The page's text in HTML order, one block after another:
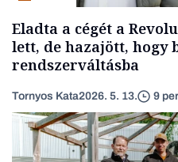
Eladta a cégét a
lett, de hazajött, hogy
rendszerváltásba
Tornyos Kata2026. 5. 13. 9